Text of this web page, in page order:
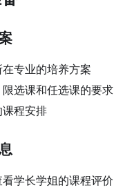
专业的培养方案
选课和任选课的要求
程安排
学长学姐的课程评价